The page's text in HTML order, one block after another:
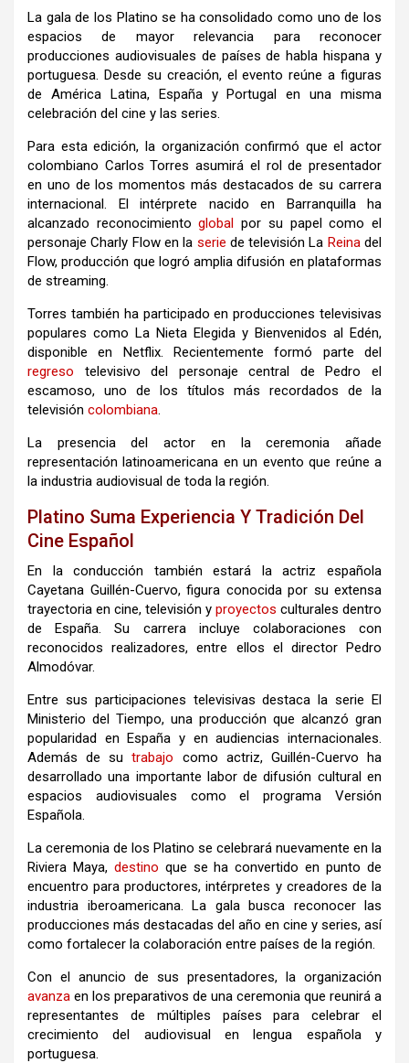
La gala de los Platino se ha consolidado como uno de los
espacios de mayor relevancia para reconocer
producciones audiovisuales de países de habla hispana y
portuguesa. Desde su creación, el evento reúne a figuras
de América Latina, España y Portugal en una misma
celebración del cine y las series.
Para esta edición, la organización confirmó que el actor
colombiano Carlos Torres asumirá el rol de presentador
en uno de los momentos más destacados de su carrera
internacional. El intérprete nacido en Barranquilla ha
alcanzado reconocimientoglobal
por su papel como el
personaje Charly Flow en la serie de televisión La Reinadel
Flow, producción que logró amplia difusión en plataformas
de streaming.
Torres también ha participado en producciones televisivas
populares como La Nieta Elegida y Bienvenidos al Edén,
disponible en
Netflix. Recientemente formó parte del
regreso televisivo del personaje central de Pedro el
escamoso, uno de los títulos más recordados de la
televisión colombiana.
La presencia del actor en la ceremonia añade
representación latinoamericana en un evento que reúne a
la industria audiovisual de toda la región.
Platino Suma Experiencia Y Tradición Del
Cine Español
En la conducción también estará la actriz española
Cayetana Guillén-Cuervo, figura conocida por su extensa
trayectoria en cine, televisión y proyectos culturales dentro
de España. Su carrera incluye colaboraciones con
reconocidos realizadores, entre ellos el director
Pedro
Almodóvar.
Entre sus participaciones televisivas destaca la serie
El
Ministerio del Tiempo, una producción que alcanzó gran
popularidad en España y en audiencias internacionales.
Además de sutrabajo como actriz, Guillén-Cuervo ha
desarrollado una importante labor de difusión cultural en
espacios audiovisuales como el programa Versión
Española.
La ceremonia de los Platino se celebrará nuevamente en la
Riviera Maya, destino que se ha convertido en punto de
encuentro para productores, intérpretes y creadores de la
industria iberoamericana. La gala busca reconocer las
producciones más destacadas del año en cine y series, así
como fortalecer la colaboración entre países de la región.
Con el anuncio de sus presentadores, la organización
avanza en los preparativos de una ceremonia que reunirá a
representantes de múltiples países para celebrar el
crecimiento del audiovisual en lengua española y
portuguesa.